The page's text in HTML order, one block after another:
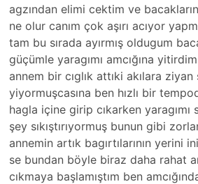
agzından elimi cektim ve
ne olur canım çok aşırı acıyor
tam bu sırada ayırmış oldugum
güçümle yaragımı amcığına
annem bir cıglık attıki akılara
yiyormuşcasına ben hızlı bir
hagla içine girip cıkarken yaragımı
şey sıkıştırıyormuş bunun gibi
annemin artık bagırtılarının yerini
se bundan böyle biraz daha rahat
cıkmaya başlamıştım ben